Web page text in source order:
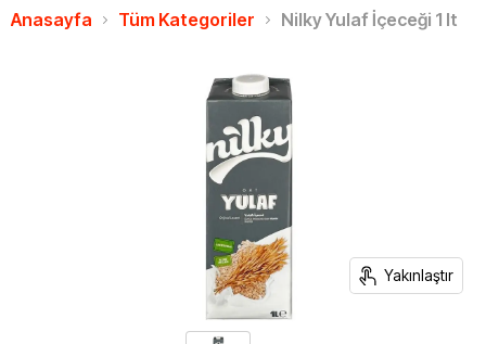
Anasayfa Tüm Kategoriler Nilky Yulaf İçeceği 1 lt
Yakınlaştır